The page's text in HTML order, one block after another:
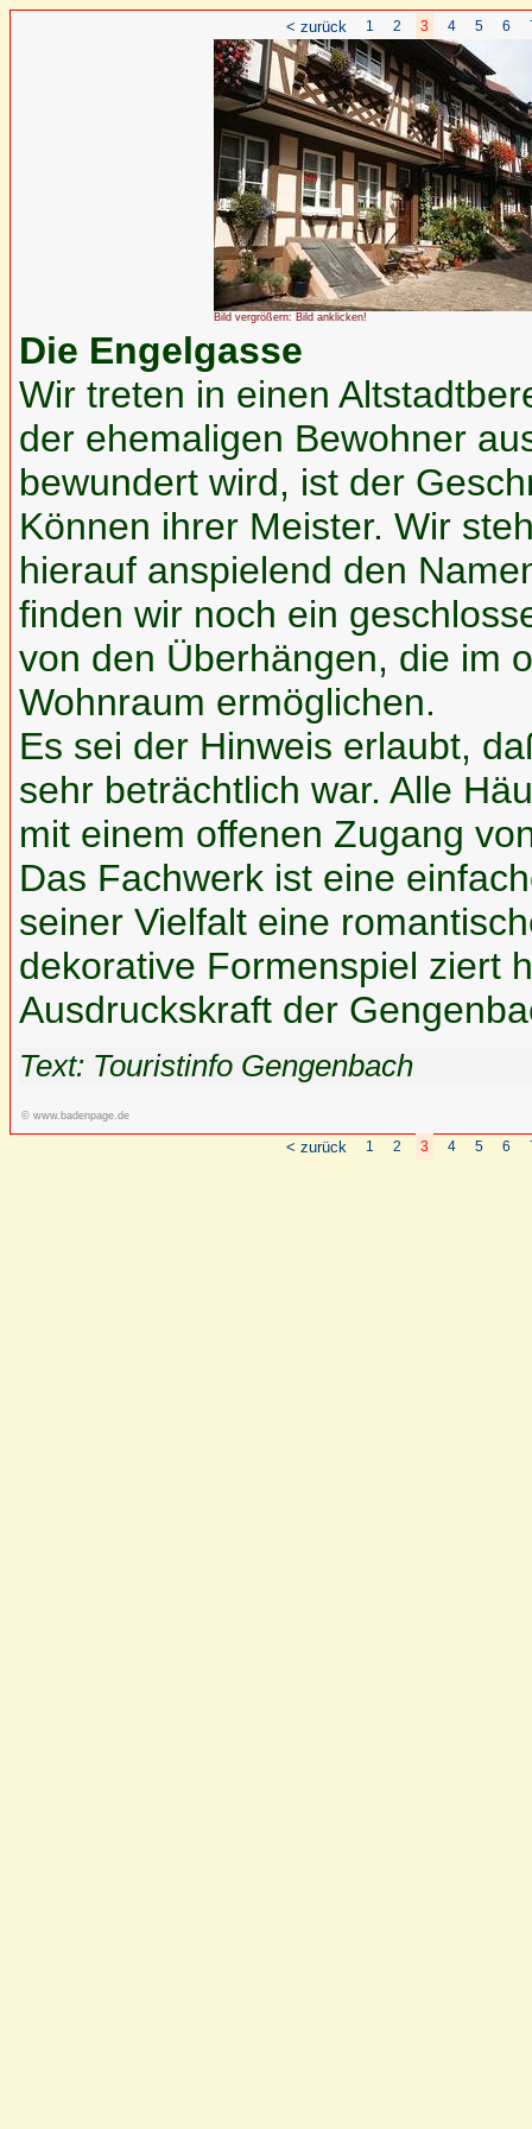
< zurück 1 2 3 4 5 6
Bild vergrößern: Bild anklicken!
Die Engelgasse
Wir treten in einen
der ehemaligen Bewohner
bewundert wird, ist der
Können ihrer Meister. Wir
hierauf anspielend den
finden wir noch ein
von den Überhängen, die im
Wohnraum ermöglichen.
Es sei der Hinweis erlaubt,
sehr beträchtlich war. Alle
mit einem offenen Zugang
Das Fachwerk ist eine
seiner Vielfalt eine
dekorative Formenspiel ziert
Ausdruckskraft der
Text: Touristinfo Gengenbach
© www.badenpage.de
< zurück 1 2 3 4 5 6